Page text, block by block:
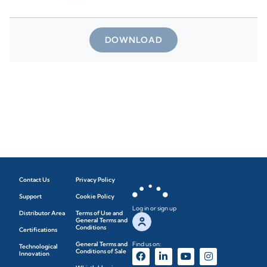
DOWNLOAD
Contact Us
Support
Distributor Area
Certifications
Technological
Innovation
Privacy Policy
Cookie Policy
Terms of Use and
General Terms and
Conditions
General Terms and
Conditions of Sale
Log in or sign up
Find us on: